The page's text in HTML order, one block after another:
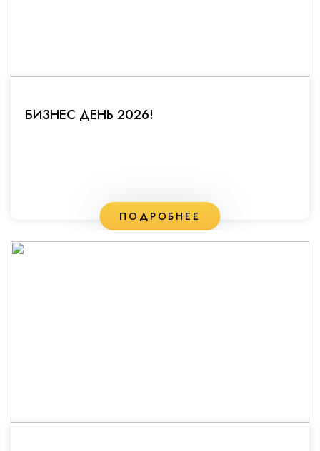
БИЗНЕС ДЕНЬ 2026!
ПОДРОБНЕЕ